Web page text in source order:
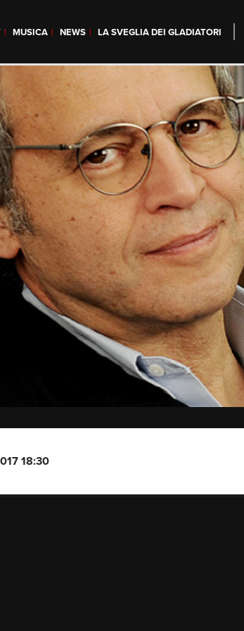
MUSICA NEWS LA SVEGLIA DEI GLADIATORI
18:30